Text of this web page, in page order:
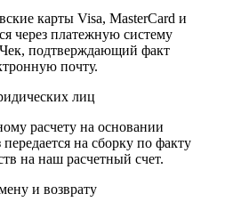
карты Visa, MasterCard и
через платежную систему
подтверждающий факт
почту.
лиц
расчету на основании
на сборку по факту
на наш расчетный счет.
и возврату